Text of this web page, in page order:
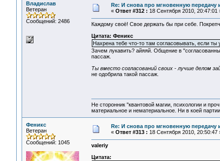
Владислав
Ветеран
Сообщений: 2486
Re: И снова про мгновенную
« Ответ #312 : 18 Сентября 2010, 20:47:01
Каждому своё! Свое держать бы при себе.
Цитата: Феникс
Нахрена тебе что-то там согласовывать, если ты
Зачем лукавить? айяяй. Общение в
пассаж.
Ты вместо согласований своих - лучше делом
не одобрила такой пассаж.
Не сторонник "квантовой магии, психологии и
материальное и нематериальное. Ни в коей
Феникс
Ветеран
Сообщений: 1045
Re: И снова про мгновенную
« Ответ #313 : 18 Сентября 2010, 20:50:47
valeriy
Цитата: